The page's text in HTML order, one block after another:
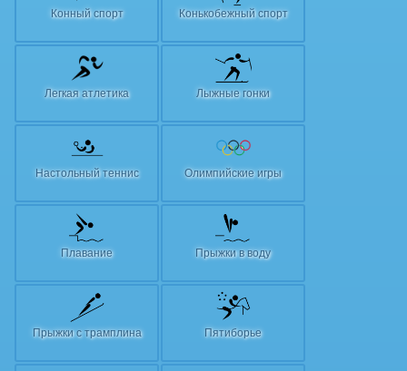
Конный спорт Конькобежный спорт
Легкая атлетика Лыжные гонки
Настольный теннис Олимпийские игры
Плавание Прыжки в воду
Прыжки с трамплина Пятиборье